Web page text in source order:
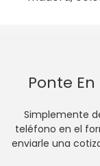
Ponte
Simplemente
teléfono en el
enviarle una